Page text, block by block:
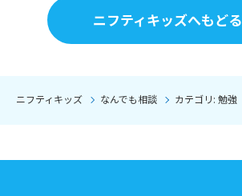
ニフティキッズへもどる
ニフティキッズ なんでも相談 カテゴリ: 勉強